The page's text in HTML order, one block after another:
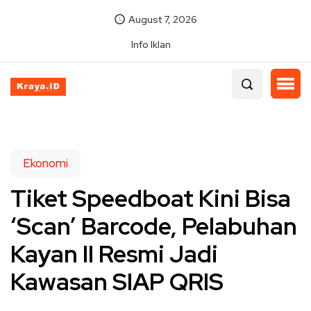
August 7, 2026
Info Iklan
Ekonomi
Tiket Speedboat Kini Bisa
‘Scan’ Barcode, Pelabuhan
Kayan II Resmi Jadi
Kawasan SIAP QRIS